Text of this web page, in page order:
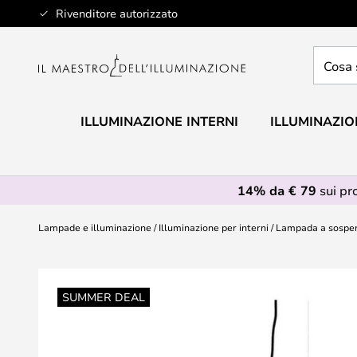
Rivenditore autorizzato
Salta
al
stai
ILLUMINAZIONE INTERNI
14% da € 79 sui
Lampade e illuminazione Illuminazione per interni Lampada a
SUMMER DEAL